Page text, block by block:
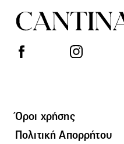
Όροι χρήσης
Πολιτική Απορρήτου